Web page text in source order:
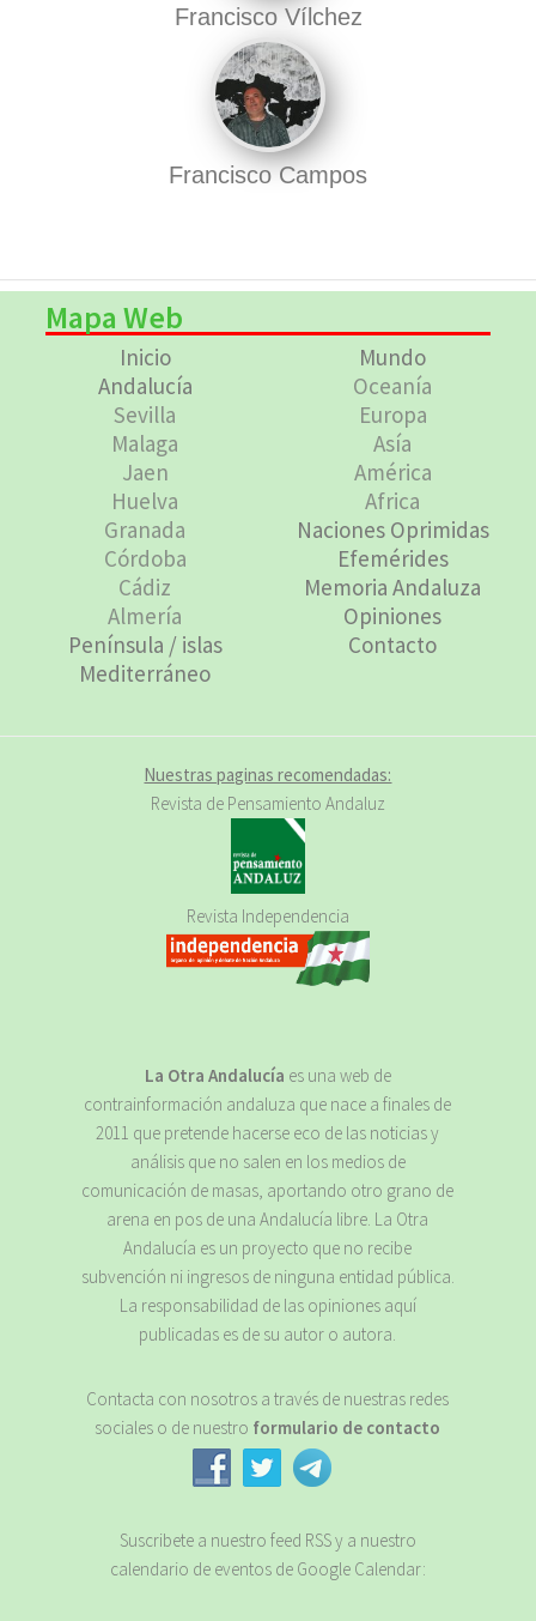
Francisco Vílchez
Francisco Campos
Mapa Web
Inicio
Andalucía
Sevilla
Malaga
Jaen
Huelva
Granada
Córdoba
Cádiz
Almería
Península / islas
Mediterráneo
Mundo
Oceanía
Europa
Asía
América
Africa
Naciones Oprimidas
Efemérides
Memoria Andaluza
Opiniones
Contacto
Nuestras paginas recomendadas:
Revista de Pensamiento Andaluz
Revista Independencia
La Otra Andalucía es una web de
contrainformación andaluza que nace a finales de
2011 que pretende hacerse eco de las noticias y
análisis que no salen en los medios de
comunicación de masas, aportando otro grano de
arena en pos de una Andalucía libre. La Otra
Andalucía es un proyecto que no recibe
subvención ni ingresos de ninguna entidad pública.
La responsabilidad de las opiniones aquí
publicadas es de su autor o autora.
Contacta con nosotros a través de nuestras redes
sociales o de nuestro formulario de contacto
Suscribete a nuestro feed RSS y a nuestro
calendario de eventos de Google Calendar: